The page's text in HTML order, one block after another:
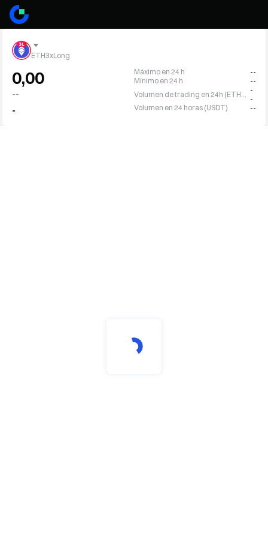
ETH3xLong
0,00
--
-
Máximo en 24 h
--
Mínimo en 24 h
--
-
-
Volumen en 24 horas (USDT)
--